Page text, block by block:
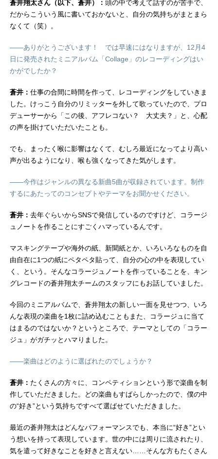
蒼井翔太さん（以下、蒼井）： 頭の中で考えて話すのが苦手で、
だからこういう風に書いておかないと、自分の気持ちがまとまら
なくて（笑）。
――ありがとうございます！ では早速にはなりますが、12月4
日に発売されたミニアルバム「Collage」のレコーディングはい
かがでしたか？
蒼井： 仕事の合間に時間を作って、レコーディングをしていきま
した。けっこう自分のリミッターを外して歌っていたので、プロ
デューサーから「この後、アフレコない？ 大丈夫？」と、心配
の声を掛けていただいたことも。
でも、まったく喉に影響はなくて、むしろ最近になってより高い
声が出るようになり、喉も強くなってきた気がします。
――今作はジャンルの異なる新曲5曲が収録されています。制作
するにあたってのコンセプトやテーマをお聞かせください。
蒼井： 去年ぐらいからSNSで発信しているのですけど、コラージ
ュノートを作ることにすごくハマっているんです。
マスキングテープや海外の紙、新聞紙とか、いろいろなものを自
由自在に1つの紙にペタペタ貼って、自分の心の中を表現してい
く、という。そんなコラージュノートを作っていることを、キン
グレコードの蒼井翔太チームのスタッフにもお話していました。
今回のミニアルバムで、蒼井翔太の新しい一面を見せつつ、いろ
んな表現の楽曲を1枚に詰め込むこともまた、コラージュに当て
はまるのではないか？というところで、テーマとしての「コラー
ジュ」がガチッとハマりました。
――楽曲はどのように選ばれたのでしょうか？
蒼井： たくさんの方々に、コンペティションという形で楽曲を制
作していただきました。どの楽曲もすばらしかったので、僕の中
の“好き”という気持ちですべて選ばせていただきました。
最近の蒼井翔太はどんなパフォーマンスでも、本当に“好き”とい
う想いを持って表現しています。世の中には周りに流されたり、
気を遣って好きなことを好きと言えない……そんな方もたくさん